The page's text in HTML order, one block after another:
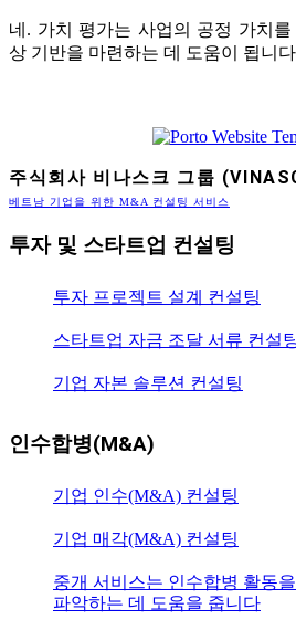
네. 가치 평가는 사업의 공정 가치
상 기반을 마련하는 데 도움이 됩니
주식회사 비나스크 그룹
베트남 기업을 위한 M&A 컨설팅 서비스
투자 및 스타트업 컨설팅
투자 프로젝트 설계 컨설팅
스타트업 자금 조달 서류 컨설
기업 자본 솔루션 컨설팅
인수합병(M&A)
기업 인수(M&A) 컨설팅
기업 매각(M&A) 컨설팅
중개 서비스는 인수합병 활동
파악하는 데 도움을 줍니다